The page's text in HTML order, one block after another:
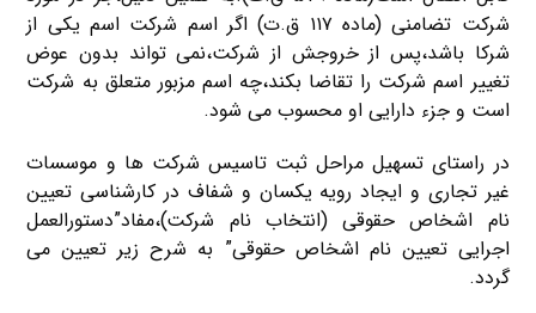
شرکت تضامنی (ماده ۱۱۷ ق.ت) اگر اسم شرکت اسم یکی از
شرکا باشد،پس از خروجش از شرکت،نمی تواند بدون عوض
تغییر اسم شرکت را تقاضا بکند،چه اسم مزبور متعلق به شرکت
است و جزء دارایی او محسوب می شود.
در راستای تسهیل مراحل ثبت تاسیس شرکت ها و موسسات
غیر تجاری و ایجاد رویه یکسان و شفاف در کارشناسی تعیین
نام اشخاص حقوقی (انتخاب نام شرکت)،مفاد”دستورالعمل
اجرایی تعیین نام اشخاص حقوقی” به شرح زیر تعیین می
گردد.